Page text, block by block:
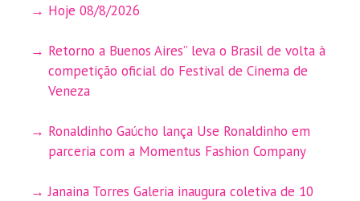
Hoje 08/8/2026
Retorno a Buenos Aires” leva o Brasil de volta à
competição oficial do Festival de Cinema de
Veneza
Ronaldinho Gaúcho lança Use Ronaldinho em
parceria com a Momentus Fashion Company
Janaina Torres Galeria inaugura coletiva de 10